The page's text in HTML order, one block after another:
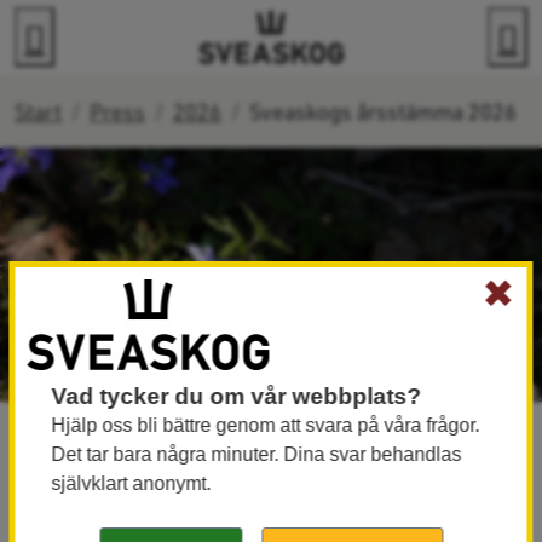
Gå direkt till innehållet
Start Press 2026 Sveaskogs årsstämma 2026
22 april 2026 kl 15:00
Sveaskogs årsstämma 2026
✖
Vad tycker du om vår webbplats?
Hjälp oss bli bättre genom att svara på våra frågor.
Det tar bara några minuter. Dina svar behandlas
självklart anonymt.